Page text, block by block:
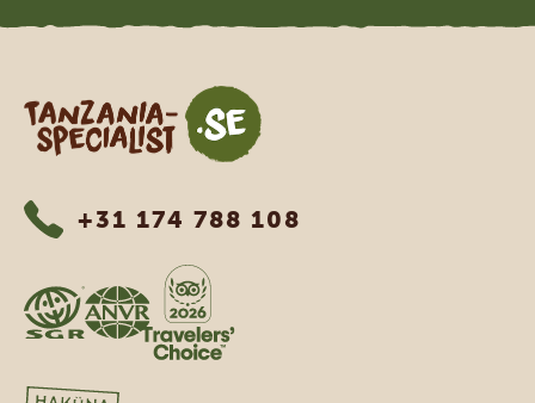
Tanzania Specialist
+31 174 788 108